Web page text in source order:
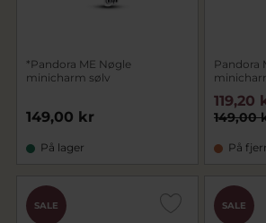
*Pandora ME Nøgle
minicharm sølv
149,00 kr
På lager
Pandora
149,00
119,20
På
SALE SALE